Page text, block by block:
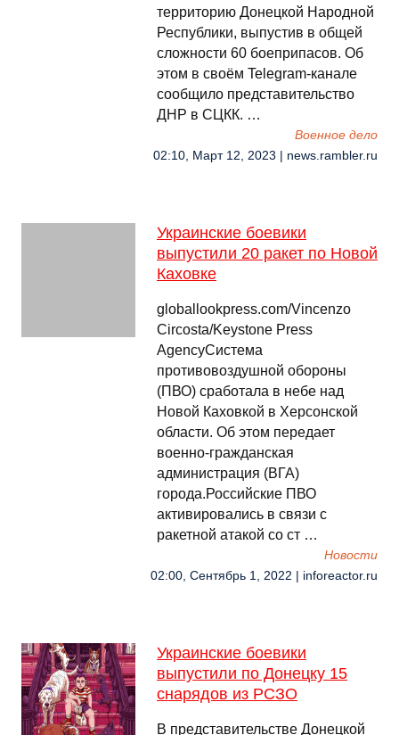
территорию Донецкой Народной
Республики, выпустив в общей
сложности 60 боеприпасов. Об
этом в своём Telegram-канале
сообщило представительство
ДНР в СЦКК. …
Военное дело
02:10, Март 12, 2023 | news.rambler.ru
Украинские боевики
выпустили 20 ракет по Новой
Каховке
globallookpress.com/Vincenzo
Circosta/Keystone Press
AgencyСистема
противовоздушной обороны
(ПВО) сработала в небе над
Новой Каховкой в Херсонской
области. Об этом передает
военно-гражданская
администрация (ВГА)
города.Российские ПВО
активировались в связи с
ракетной атакой со ст …
Новости
02:00, Сентябрь 1, 2022 | inforeactor.ru
Украинские боевики
выпустили по Донецку 15
снарядов из РСЗО
В представительстве Донецкой